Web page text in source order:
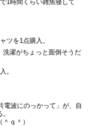
1時間くらい雑魚寝して
ツを1点購入。
洗濯がちょっと面倒そうだ
。
電波にのっかって」が、自
ｑ＾）